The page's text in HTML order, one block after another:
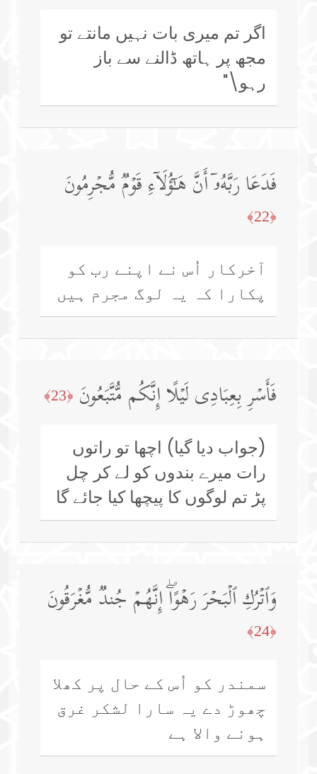
اگر تم میری بات نہیں مانتے تو
مجھ پر ہاتھ ڈالنے سے باز
رہو\"
فَدَعَا رَبَّهُۥۤ أَنَّ هَـٰۤؤُلَاۤءِ قَوۡمࣱ مُّجۡرِمُونَ
﴿22﴾
آخرکار اُس نے اپنے رب کو
پکارا کہ یہ لوگ مجرم ہیں
فَأَسۡرِ بِعِبَادِی لَیۡلًا إِنَّكُم مُّتَّبَعُونَ ﴿23﴾
(جواب دیا گیا) اچھا تو راتوں
رات میرے بندوں کو لے کر چل
پڑ تم لوگوں کا پیچھا کیا جائے گا
وَٱتۡرُكِ ٱلۡبَحۡرَ رَهۡوًاۖ إِنَّهُمۡ جُندࣱ مُّغۡرَقُونَ
﴿24﴾
سمندر کو اُس کے حال پر کھلا
چھوڑ دے یہ سارا لشکر غرق
ہونے والا ہے